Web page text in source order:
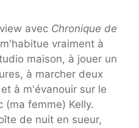
avec Chronique de
vraiment à
maison, à jouer un
à marcher deux
à m'évanouir sur le
(ma femme) Kelly.
de nuit en sueur,